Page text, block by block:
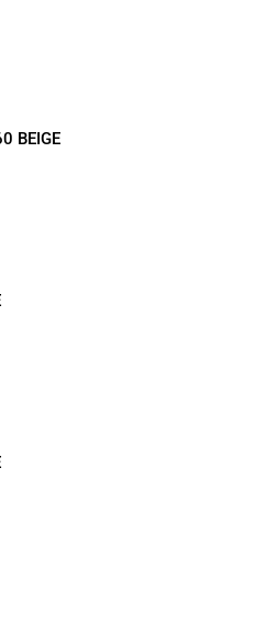
71660 BEIGE
BEIGE
JR2505 BLUE
JR2505 BLUE